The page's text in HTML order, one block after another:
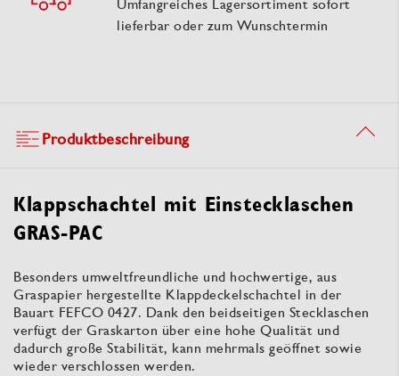
Umfangreiches Lagersortiment sofort
lieferbar oder zum Wunschtermin
Produktbeschreibung
Klappschachtel mit Einstecklaschen
GRAS-PAC
Besonders umweltfreundliche und hochwertige, aus
Graspapier hergestellte Klappdeckelschachtel in der
Bauart FEFCO 0427. Dank den beidseitigen Stecklaschen
verfügt der Graskarton über eine hohe Qualität und
dadurch große Stabilität, kann mehrmals geöffnet sowie
wieder verschlossen werden.